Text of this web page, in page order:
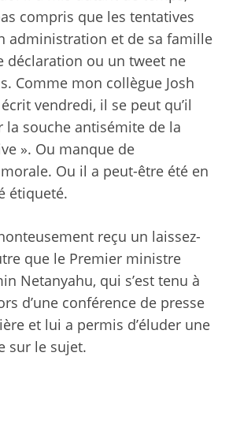
compris que les tentatives
administration et de sa famille
déclaration ou un tweet ne
Comme mon collègue Josh
vendredi, il se peut qu’il
la souche antisémite de la
». Ou manque de
Ou il a peut-être été en
étiqueté.
reçu un laissez-
que le Premier ministre
Netanyahu, qui s’est tenu à
d’une conférence de presse
et lui a permis d’éluder une
sur le sujet.